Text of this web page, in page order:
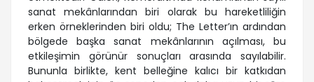
sanat mekânlarından biri olarak bu hareketliliğin
erken örneklerinden biri oldu; The Letter’ın ardından
bölgede başka sanat mekânlarının açılması, bu
etkileşimin görünür sonuçları arasında sayılabilir.
Bununla birlikte, kent belleğine kalıcı bir katkıdan